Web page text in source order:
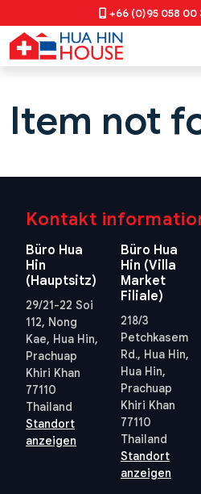
+66 (0)95 058 00
Item not
Kontakt
Büro Hua
Hin
(Hauptsitz)
29/21-22 Soi
112, Nong
Kae, Hua Hin,
Prachuap
Khiri Khan
77110
Thailand
Standort
anzeigen
Büro Hua
Hin (Villa
Market
Filiale)
218/3
Petchkasem
Rd., Hua Hin,
Hua Hin,
Prachuap
Khiri Khan
77110
Thailand
Standort
anzeigen